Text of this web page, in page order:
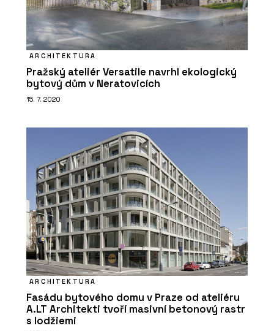
PRODUKTY
Systém odhlučnění domovní
kanalizace RAUPIANO PLUS - REHAU
ARCHITEKTURA
Pražský ateliér Versatile navrhl ekologický
bytový dům v Neratovicích
15. 7. 2020
ARCHITEKTURA
Fasádu bytového domu v Praze od ateliéru
A.LT Architekti tvoří masivní betonový rastr
s lodžiemi